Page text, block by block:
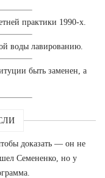
практики 1990-х.
воды лавированию.
быть заменен, а
доказать — он не
Семененко, но у